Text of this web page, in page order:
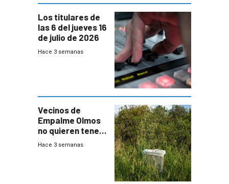
Los titulares de
las 6 del jueves 16
de julio de 2026
Hace 3 semanas
Vecinos de
Empalme Olmos
no quieren tener
cerca una planta
Hace 3 semanas